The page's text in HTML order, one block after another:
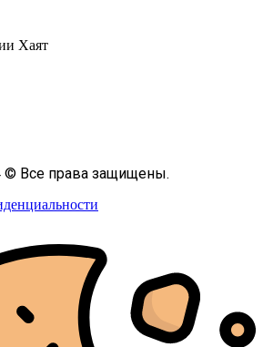
Хаят
© Все права защищены.